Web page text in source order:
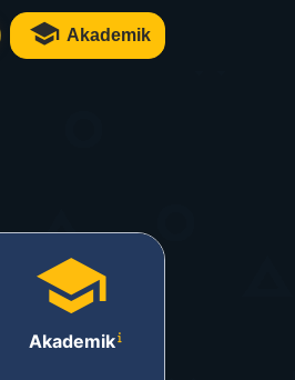
Akademik
Akademik